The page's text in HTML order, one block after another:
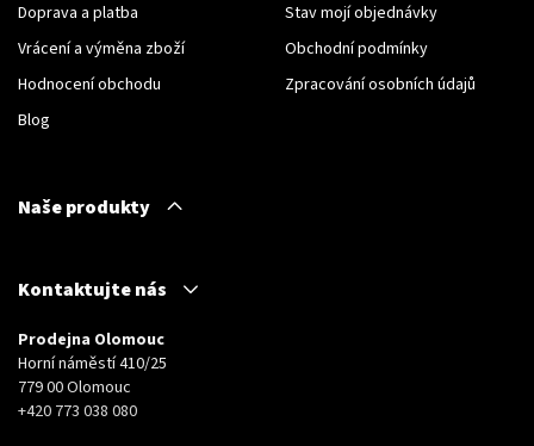
Doprava a platba
Vrácení a výměna zboží
Hodnocení obchodu
Blog
Stav mojí objednávky
Obchodní podmínky
Zpracování osobních údajů
Naše produkty
Kontaktujte nás
Prodejna Olomouc
Horní náměstí 410/25
779 00 Olomouc
+420 773 038 080